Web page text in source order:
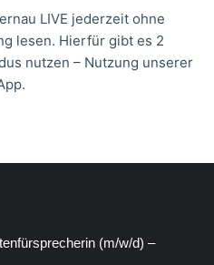
LIVE jederzeit ohne
lesen. Hierfür gibt es 2
nutzen – Nutzung unserer
(m/w/d) –